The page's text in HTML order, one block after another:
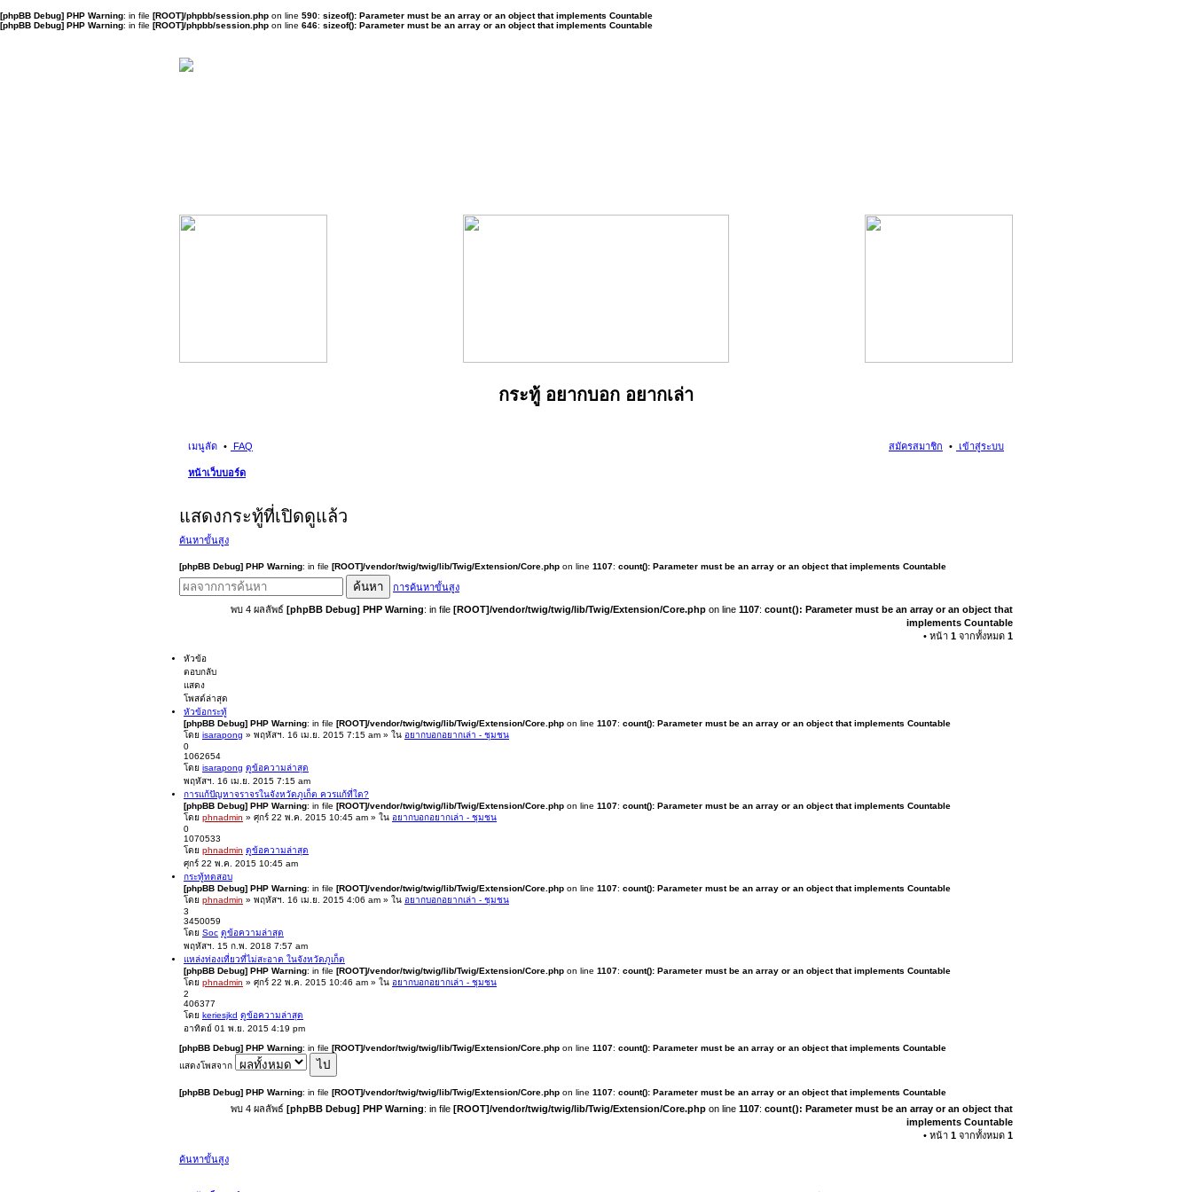
[phpBB Debug] PHP Warning: in file [ROOT]/phpbb/session.php on line 590: sizeof(): Parameter must be an array or an object that implements Countable
[phpBB Debug] PHP Warning: in file [ROOT]/phpbb/session.php on line 646: sizeof(): Parameter must be an array or an object that implements Countable
กระทู้ อยากบอก อยากเล่า
เมนูลัด FAQ เข้าสู่ระบบ
สมัครสมาชิก
หน้าเว็บบอร์ด
แสดงกระทู้ที่เปิดดูแล้ว
ค้นหาขั้นสูง
[phpBB Debug] PHP Warning: in file [ROOT]/vendor/twig/twig/lib/Twig/Extension/Core.php on line 1107: count(): Parameter must be an array or an object that implements Countable
ค้นหา การค้นหาขั้นสูง
พบ 4 ผลลัพธ์ [phpBB Debug] PHP Warning: in file [ROOT]/vendor/twig/twig/lib/Twig/Extension/Core.php on line 1107: count(): Parameter must be an array or an object that
implements Countable
• หน้า 1 จากทั้งหมด 1
หัวข้อ
ตอบกลับ
แสดง
โพสต์ล่าสุด
หัวข้อกระทู้
[phpBB Debug] PHP Warning: in file [ROOT]/vendor/twig/twig/lib/Twig/Extension/Core.php on line 1107: count(): Parameter must be an array or an object that implements Countable
โดย isarapong » พฤหัสฯ. 16 เม.ย. 2015 7:15 am » ใน อยากบอกอยากเล่า - ชุมชน
0
1062654
โดย isarapong ดูข้อความล่าสุด
พฤหัสฯ. 16 เม.ย. 2015 7:15 am
การแก้ปัญหาจราจรในจังหวัดภูเก็ต ควรแก้ที่ใด?
[phpBB Debug] PHP Warning: in file [ROOT]/vendor/twig/twig/lib/Twig/Extension/Core.php on line 1107: count(): Parameter must be an array or an object that implements Countable
โดย phnadmin » ศุกร์ 22 พ.ค. 2015 10:45 am » ใน อยากบอกอยากเล่า - ชุมชน
0
1070533
โดย phnadmin ดูข้อความล่าสุด
ศุกร์ 22 พ.ค. 2015 10:45 am
กระทู้ทดสอบ
[phpBB Debug] PHP Warning: in file [ROOT]/vendor/twig/twig/lib/Twig/Extension/Core.php on line 1107: count(): Parameter must be an array or an object that implements Countable
โดย phnadmin » พฤหัสฯ. 16 เม.ย. 2015 4:06 am » ใน อยากบอกอยากเล่า - ชุมชน
3
3450059
โดย Soc ดูข้อความล่าสุด
พฤหัสฯ. 15 ก.พ. 2018 7:57 am
แหล่งท่องเที่ยวที่ไม่สะอาด ในจังหวัดภูเก็ต
[phpBB Debug] PHP Warning: in file [ROOT]/vendor/twig/twig/lib/Twig/Extension/Core.php on line 1107: count(): Parameter must be an array or an object that implements Countable
โดย phnadmin » ศุกร์ 22 พ.ค. 2015 10:46 am » ใน อยากบอกอยากเล่า - ชุมชน
2
406377
โดย keriesjkd ดูข้อความล่าสุด
อาทิตย์ 01 พ.ย. 2015 4:19 pm
[phpBB Debug] PHP Warning: in file [ROOT]/vendor/twig/twig/lib/Twig/Extension/Core.php on line 1107: count(): Parameter must be an array or an object that implements Countable
แสดงโพสจาก
[phpBB Debug] PHP Warning: in file [ROOT]/vendor/twig/twig/lib/Twig/Extension/Core.php on line 1107: count(): Parameter must be an array or an object that implements Countable
พบ 4 ผลลัพธ์ [phpBB Debug] PHP Warning: in file [ROOT]/vendor/twig/twig/lib/Twig/Extension/Core.php on line 1107: count(): Parameter must be an array or an object that
implements Countable
• หน้า 1 จากทั้งหมด 1
ค้นหาขั้นสูง